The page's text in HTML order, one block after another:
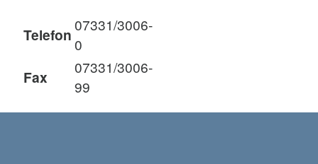
Telefon
07331/3006-
0
Fax
07331/3006-
99